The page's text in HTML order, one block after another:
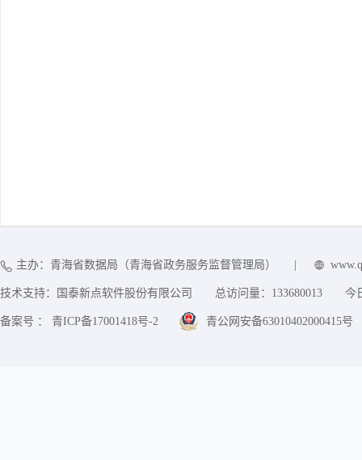
主办：青海省数据局（青海省政务服务监督管理局）
技术支持：国泰新点软件股份有限公司 总访问量： 133680013 今
备案号 ： 青ICP备17001418号-2 青公网安备63010402000415号